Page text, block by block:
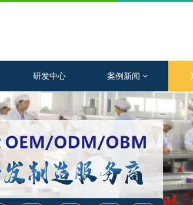
研发中心 案例新闻